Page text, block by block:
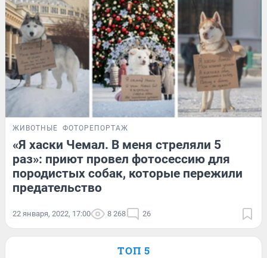
ЖИВОТНЫЕ ФОТОРЕПОРТАЖ
«Я хаски Чемал. В меня стреляли 5
раз»: приют провел фотосессию для
породистых собак, которые пережили
предательство
22 января, 2022, 17:00 8 268 26
ТОП 5